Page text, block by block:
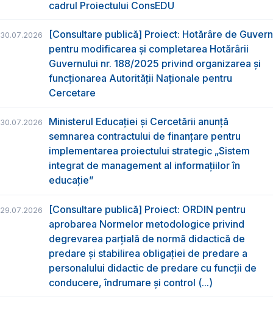
cadrul Proiectului ConsEDU
30.07.2026
[Consultare publică] Proiect: Hotărâre de Guvern
pentru modificarea și completarea Hotărârii
Guvernului nr. 188/2025 privind organizarea şi
funcţionarea Autorităţii Naţionale pentru
Cercetare
30.07.2026
Ministerul Educației și Cercetării anunță
semnarea contractului de finanțare pentru
implementarea proiectului strategic „Sistem
integrat de management al informațiilor în
educație”
29.07.2026
[Consultare publică] Proiect: ORDIN pentru
aprobarea Normelor metodologice privind
degrevarea parțială de normă didactică de
predare şi stabilirea obligaţiei de predare a
personalului didactic de predare cu funcții de
conducere, îndrumare și control (...)